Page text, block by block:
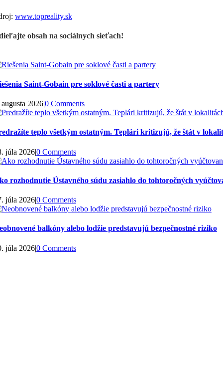
www.topreality.sk
obsah na sociálnych sieťach!
Saint-Gobain pre soklové časti a partery
2026|0 Comments
teplo všetkým ostatným. Teplári kritizujú, že štát v
júla 2026|0 Comments
rozhodnutie Ústavného súdu zasiahlo do tohtoročných
júla 2026|0 Comments
balkóny alebo lodžie predstavujú bezpečnostné riziko
júla 2026|0 Comments